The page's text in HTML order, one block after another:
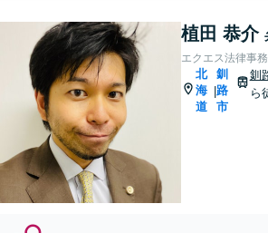
植田 恭介
エクエス法律事
北
海
道
|
釧
路
市
釧
ら